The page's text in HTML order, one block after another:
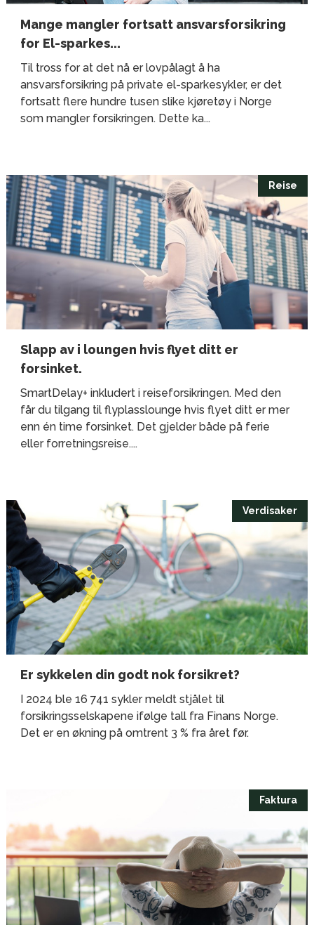
Mange mangler fortsatt ansvarsforsikring
for El-sparkes...
Til tross for at det nå er lovpålagt å ha
ansvarsforsikring på private el-sparkesykler, er det
fortsatt flere hundre tusen slike kjøretøy i Norge
som mangler forsikringen. Dette ka...
Reise
Slapp av i loungen hvis flyet ditt er
forsinket.
SmartDelay+ inkludert i reiseforsikringen. Med den
får du tilgang til flyplasslounge hvis flyet ditt er mer
enn én time forsinket. Det gjelder både på ferie
eller forretningsreise....
Verdisaker
Er sykkelen din godt nok forsikret?
I 2024 ble 16 741 sykler meldt stjålet til
forsikringsselskapene ifølge tall fra Finans Norge.
Det er en økning på omtrent 3 % fra året før.
Faktura